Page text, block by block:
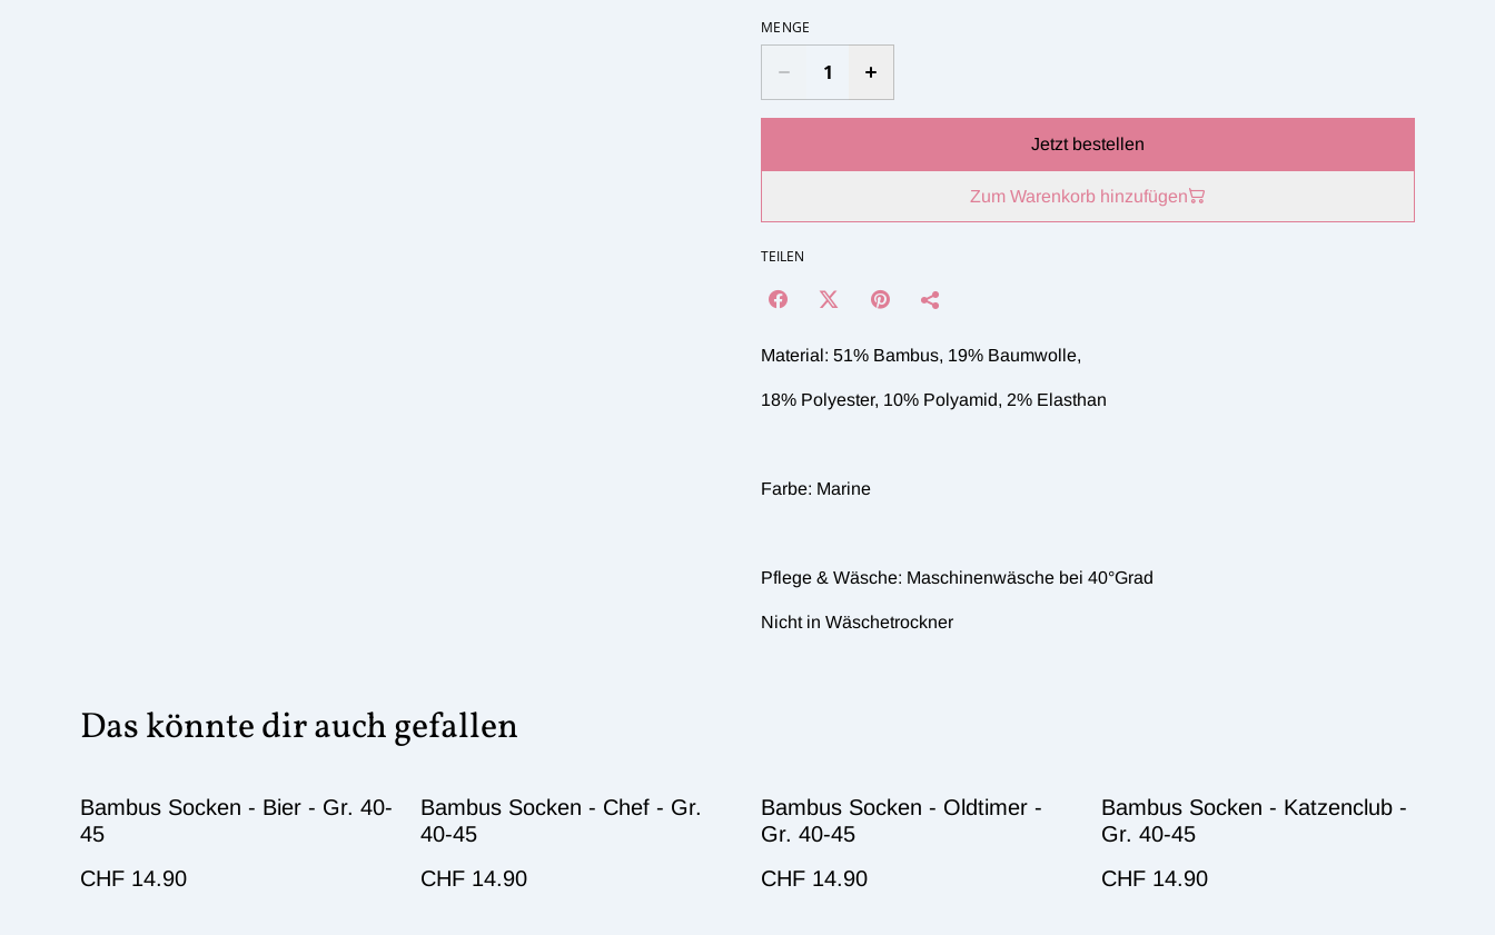
MENGE
Jetzt bestellen
Zum Warenkorb hinzufügen
TEILEN
Material: 51% Bambus, 19% Baumwolle,
18% Polyester, 10% Polyamid, 2% Elasthan
Farbe: Marine
Pflege & Wäsche: Maschinenwäsche bei 40°Grad
Nicht in Wäschetrockner
Das könnte dir auch gefallen
Bambus Socken - Bier - Gr. 40-
45
CHF 14.90
Bambus Socken - Chef - Gr.
40-45
CHF 14.90
Bambus Socken - Oldtimer -
Gr. 40-45
CHF 14.90
Bambus Socken - Katzenclub -
Gr. 40-45
CHF 14.90